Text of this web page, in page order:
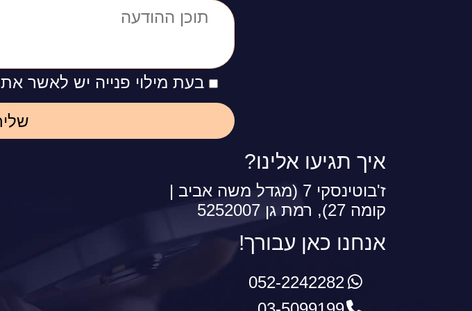
בעת מילוי פנייה יש לאשר את
איך תגיעו אלינו?
ז'בוטינסקי 7 (מגדל משה אביב |
קומה 27), רמת גן 5252007
אנחנו כאן עבורך!
052-2242282